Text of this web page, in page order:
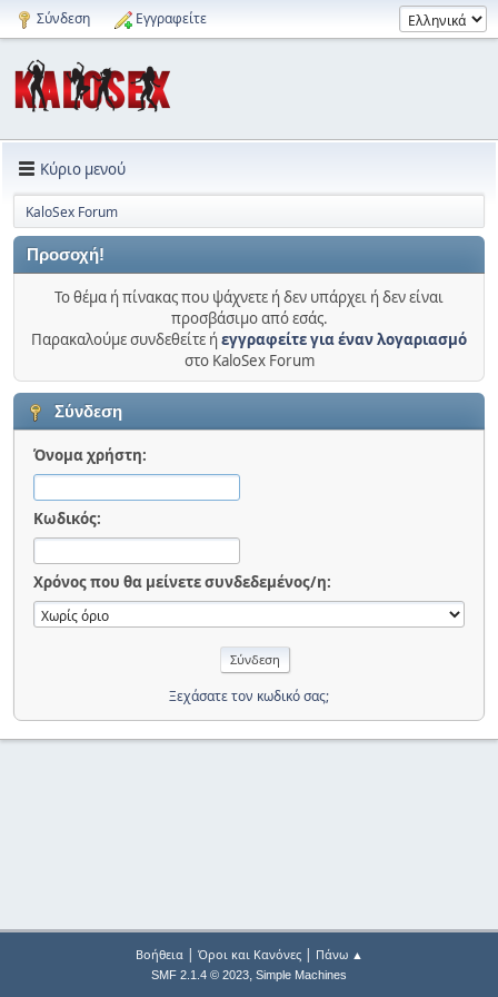
Σύνδεση Εγγραφείτε
Κύριο μενού
KaloSex Forum
Προσοχή!
Το θέμα ή πίνακας που ψάχνετε ή δεν υπάρχει ή δεν είναι
προσβάσιμο από εσάς.
Παρακαλούμε συνδεθείτε ήεγγραφείτε για έναν λογαριασμό
στο KaloSex Forum
Σύνδεση
Όνομα χρήστη:
Κωδικός:
Χρόνος που θα μείνετε συνδεδεμένος/η:
Ξεχάσατε τον κωδικό σας;
Βοήθεια| Όροι και Κανόνες| Πάνω ▲
SMF 2.1.4 © 2023, Simple Machines